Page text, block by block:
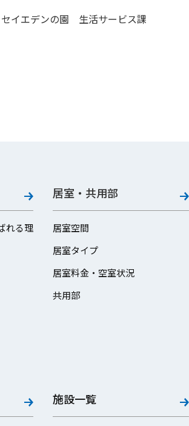
イエデンの園 生活サービス課
れる理
居室・共用部
居室空間
居室タイプ
居室料金・空室状況
共用部
施設一覧